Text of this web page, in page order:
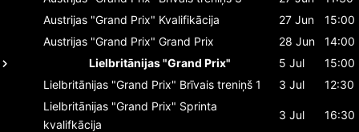
Austrijas "Grand Prix" Kvalifikācija 27 Jun
15:00
Austrijas "Grand Prix" Grand Prix 28 Jun
14:00
Lielbritānijas "Grand Prix"
5 Jul
15:00
Lielbritānijas "Grand Prix" Brīvais treniņš 1 3 Jul
12:30
Lielbritānijas "Grand Prix" Sprinta
kvalifkācija
3 Jul 16:30